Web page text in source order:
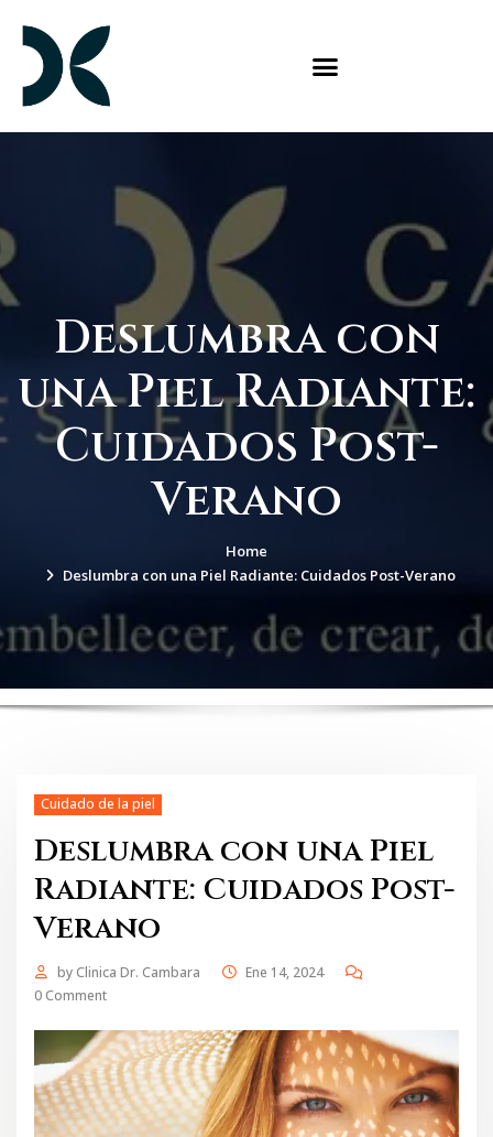
Deslumbra con
una Piel Radiante:
Cuidados Post-
Verano
Home
Deslumbra con una Piel Radiante: Cuidados Post-Verano
Cuidado de la piel
Deslumbra con una Piel
Radiante: Cuidados Post-
Verano
by Clinica Dr. Cambara
Ene 14, 2024
0 Comment